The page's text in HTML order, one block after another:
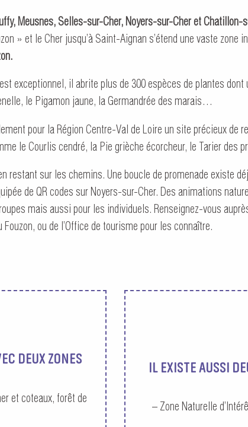
Meusnes, Selles-sur-Cher, Noyers-sur-Cher et Chatillon-
» et le Cher jusqu’à Saint-Aignan s’étend une vaste zone
exceptionnel, il abrite plus de 300 espèces de plantes dont
le Pigamon jaune, la Germandrée des marais…
pour la Région Centre-Val de Loire un site précieux de
le Courlis cendré, la Pie grièche écorcheur, le Tarier des
restant sur les chemins. Une boucle de promenade existe
de QR codes sur Noyers-sur-Cher. Des animations
mais aussi pour les individuels. Renseignez-vous
ou de l’Office de tourisme pour les connaître.
DEUX ZONES
et coteaux, forêt de
IL EXISTE AUSSI
– Zone Naturelle